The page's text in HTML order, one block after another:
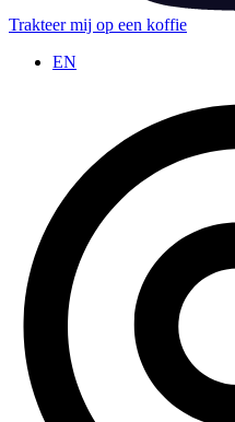
Trakteer mij op een koffie
EN